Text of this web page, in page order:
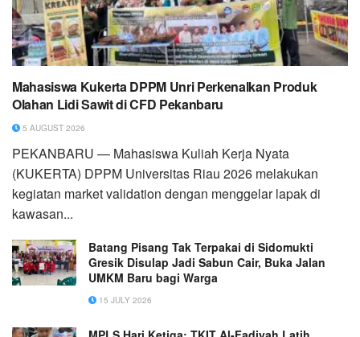
Mahasiswa Kukerta DPPM Unri Perkenalkan Produk
Olahan Lidi Sawit di CFD Pekanbaru
5 AUGUST 2026
PEKANBARU — Mahasiswa Kuliah Kerja Nyata
(KUKERTA) DPPM Universitas Riau 2026 melakukan
kegiatan market validation dengan menggelar lapak di
kawasan...
Batang Pisang Tak Terpakai di Sidomukti
Gresik Disulap Jadi Sabun Cair, Buka Jalan
UMKM Baru bagi Warga
15 JULY 2026